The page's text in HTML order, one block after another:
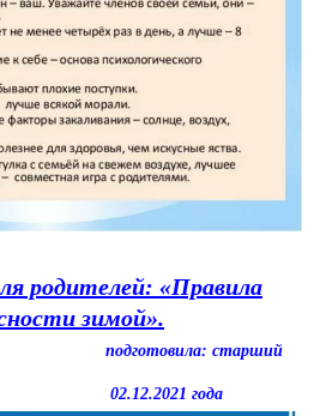
родителей: «Правила
зимой».
старший
года